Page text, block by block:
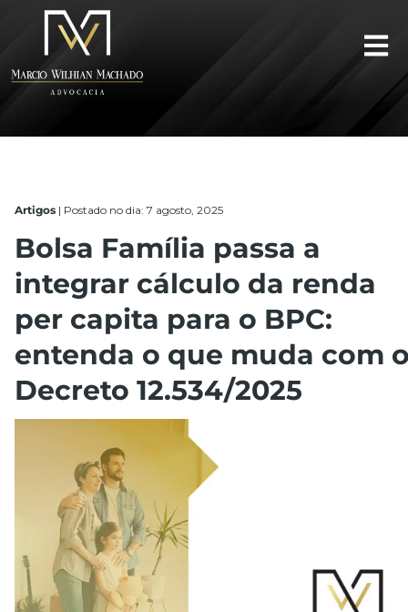
Artigos| Postado no dia: 7 agosto, 2025
Bolsa Família passa a
integrar cálculo da renda
per capita para o BPC:
entenda o que muda com
Decreto 12.534/2025